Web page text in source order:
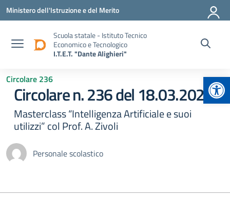
Vai ai contenuti
Vai al menu di navigazione
Vai al footer
Ministero dell'Istruzione e del Merito
Scuola statale - Istituto Tecnico
Economico e Tecnologico
I.T.E.T. "Dante Alighieri"
Circolare 236
Circolare n. 236 del 18.03.2025
Masterclass “Intelligenza Artificiale e suoi
utilizzi” col Prof. A. Zivoli
Personale scolastico